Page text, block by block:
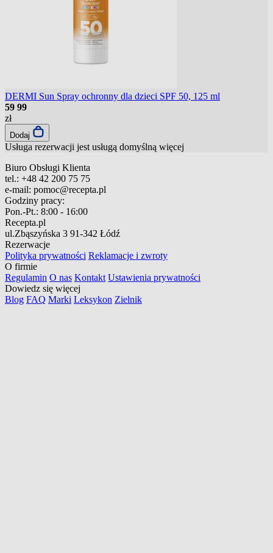
DERMI Sun Spray ochronny dla dzieci SPF 50, 125 ml
59 99
zł
Dodaj
Usługa rezerwacji jest usługą domyślną więcej
Biuro Obsługi Klienta
tel.: +48 42 200 75 75
e-mail: pomoc@recepta.pl
Godziny pracy:
Pon.-Pt.: 8:00 - 16:00
Recepta.pl
ul.Zbąszyńska 3 91-342 Łódź
Rezerwacje
Polityka prywatności Reklamacje i zwroty
O firmie
Regulamin O nas Kontakt Ustawienia prywatności
Dowiedz się więcej
Blog FAQ Marki Leksykon Zielnik